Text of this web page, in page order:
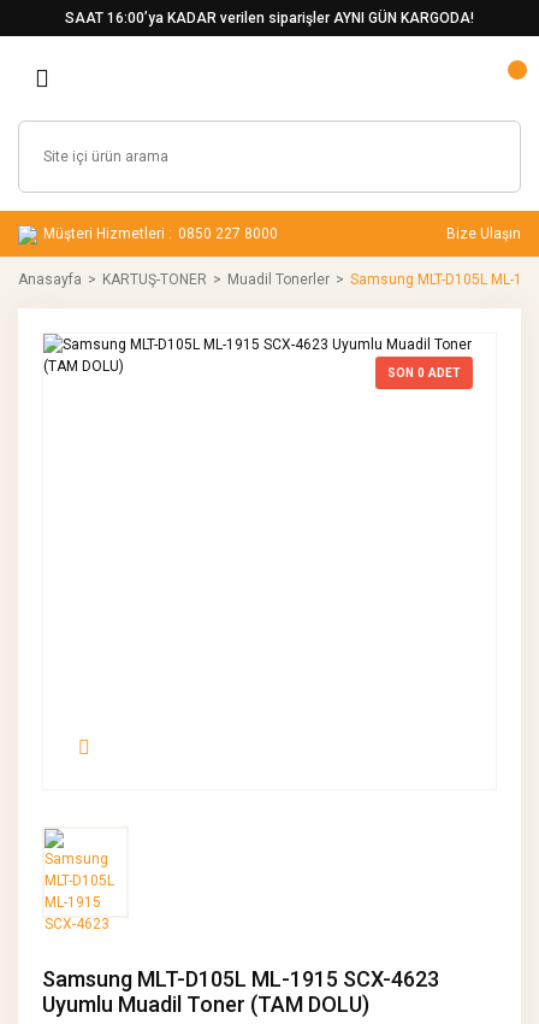
SAAT 16:00’ya KADAR verilen siparişler AYNI GÜN KARGODA!
Müşteri Hizmetleri : 0850 227 8000 Bize Ulaşın
Anasayfa KARTUŞ-TONER Muadil Tonerler Samsung MLT-D105L ML-
SON 0 ADET
Samsung MLT-D105L ML-1915 SCX-4623
Uyumlu Muadil Toner (TAM DOLU)